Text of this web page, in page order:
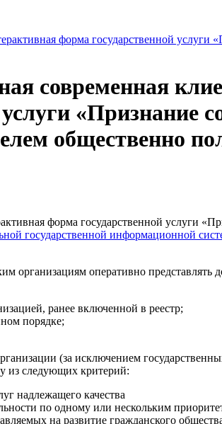
современная
«Признание
общественно
форма государственной услуги
государственной информационной
организациям оперативно представлять
ранее включенной в реестр;
порядке;
(за исключением
из следующих критерий:
надлежащего качества
по одному или нескольким
на развитие гражданского